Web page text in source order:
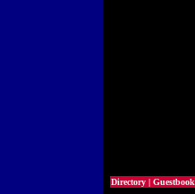
Directory | Guestbook